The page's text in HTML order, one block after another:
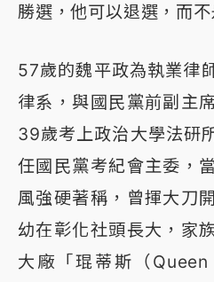
勝選，他可以退選，而不
57歲的魏平政為執業律
律系，與國民黨前副主
39歲考上政治大學法研
任國民黨考紀會主委，
風強硬著稱，曾揮大刀
幼在彰化社頭長大，家
大廠「琨蒂斯（